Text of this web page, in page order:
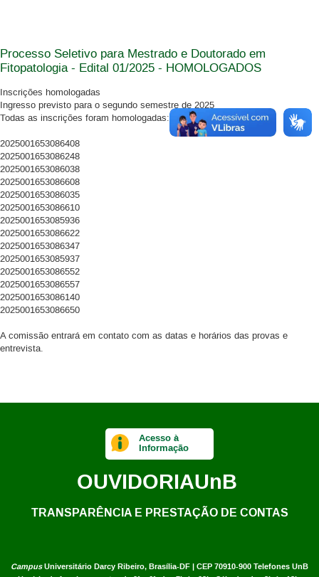
Processo Seletivo para Mestrado e Doutorado em
Fitopatologia - Edital 01/2025 - HOMOLOGADOS
Inscrições homologadas
Ingresso previsto para o segundo semestre de 2025
Todas as inscrições foram homologadas:
2025001653086408
2025001653086248
2025001653086038
2025001653086608
2025001653086035
2025001653086610
2025001653085936
2025001653086622
2025001653086347
2025001653085937
2025001653086552
2025001653086557
2025001653086140
2025001653086650
A comissão entrará em contato com as datas e horários das provas e
entrevista.
CampusUniversitário Darcy Ribeiro, Brasília-DF | CEP 70910-900 Telefones UnB
Acesso à
Informação
OUVIDORIAUnB
TRANSPARÊNCIA E PRESTAÇÃO DE CONTAS